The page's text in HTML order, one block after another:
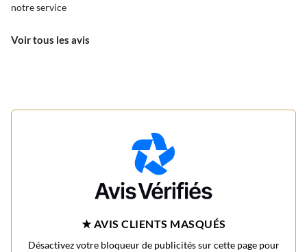
notre service
Voir tous les avis
★ AVIS CLIENTS MASQUÉS
Désactivez votre bloqueur de publicités sur cette page pour